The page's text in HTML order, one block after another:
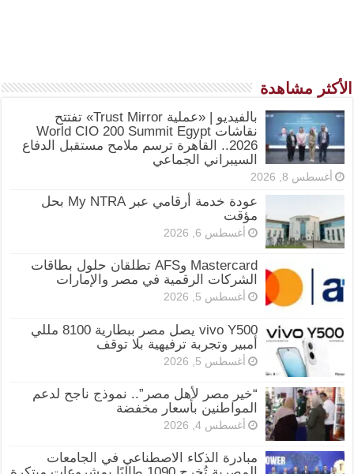
الأكثر مشاهدة
بالفيديو | «عملية Trust Mirror» تفتتح
نقاشات World CIO 200 Summit Egypt
2026.. القاهرة ترسم ملامح مستقبل الدفاع
السيبراني الجماعي
أغسطس 8, 2026
عودة خدمة أرقامي عبر My NTRA بحل
مؤقت
أغسطس 6, 2026
Mastercard وAFS تطلقان حلول بطاقات
الشركات الرقمية في مصر والإمارات
أغسطس 5, 2026
vivo Y500 يصل مصر ببطارية 8100 مللي
أمبير وتجربة ترفيهية بلا توقف
أغسطس 5, 2026
“خير مصر لأهل مصر”.. نموذج ناجح لدعم
المواطنين بأسعار مخفضة
أغسطس 4, 2026
مبادرة الذكاء الاصطناعي في الجامعات